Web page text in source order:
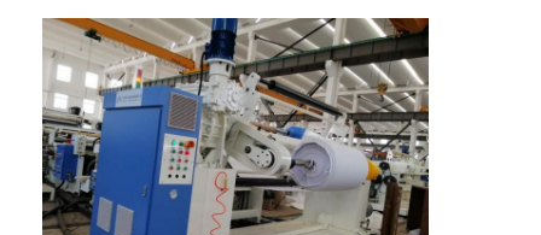
Máy cán màng đùn
Máy ép đùn
Máy ép màng
Máy cán nhựa